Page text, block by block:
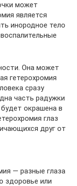
может
является
инородное тело
Она может
гетерохромия
сразу
часть радужки
окрашена в
глаз
друг от
— разные глаза
здоровье или